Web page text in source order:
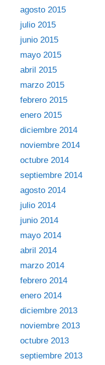
agosto 2015
julio 2015
junio 2015
mayo 2015
abril 2015
marzo 2015
febrero 2015
enero 2015
diciembre 2014
noviembre 2014
octubre 2014
septiembre 2014
agosto 2014
julio 2014
junio 2014
mayo 2014
abril 2014
marzo 2014
febrero 2014
enero 2014
diciembre 2013
noviembre 2013
octubre 2013
septiembre 2013